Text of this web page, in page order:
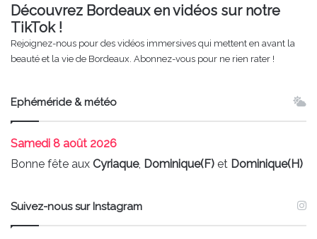
Découvrez Bordeaux en vidéos sur notre
TikTok !
Rejoignez-nous pour des vidéos immersives qui mettent en avant la
beauté et la vie de Bordeaux. Abonnez-vous pour ne rien rater !
Ephéméride & météo
Samedi 8 août 2026
Bonne fête aux Cyriaque, Dominique(F) et Dominique(H)
Suivez-nous sur Instagram